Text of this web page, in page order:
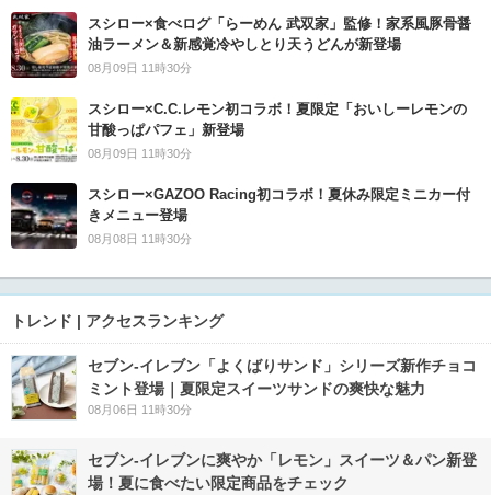
スシロー×食べログ「らーめん 武双家」監修！家系風豚骨醤
油ラーメン＆新感覚冷やしとり天うどんが新登場
08月09日 11時30分
スシロー×C.C.レモン初コラボ！夏限定「おいしーレモンの
甘酸っぱパフェ」新登場
08月09日 11時30分
スシロー×GAZOO Racing初コラボ！夏休み限定ミニカー付
きメニュー登場
08月08日 11時30分
トレンド | アクセスランキング
セブン‐イレブン「よくばりサンド」シリーズ新作チョコ
ミント登場｜夏限定スイーツサンドの爽快な魅力
08月06日 11時30分
セブン‐イレブンに爽やか「レモン」スイーツ＆パン新登
場！夏に食べたい限定商品をチェック